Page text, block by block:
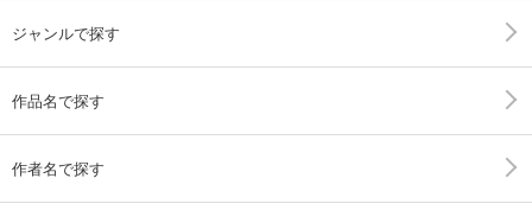
ジャンルで探す
作品名で探す
作者名で探す